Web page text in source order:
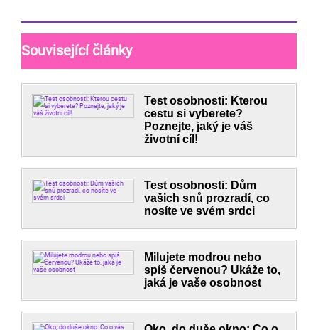
Související články
Test osobnosti: Kterou
cestu si vyberete?
Poznejte, jaký je váš
životní cíl!
Test osobnosti: Dům
vašich snů prozradí, co
nosíte ve svém srdci
Milujete modrou nebo
spíš červenou? Ukáže to,
jaká je vaše osobnost